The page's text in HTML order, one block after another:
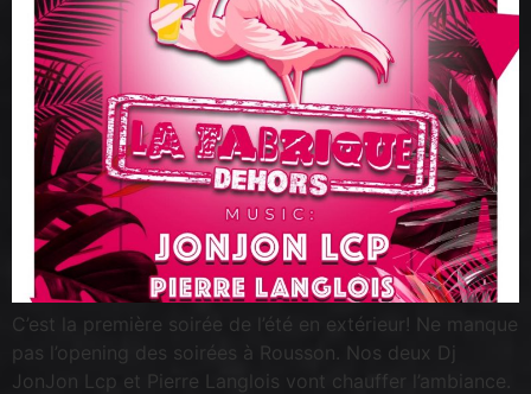
C’est la première soirée de l’été en extérieur! Ne manque
pas l’opening des soirées à Rousson. Nos deux Dj
JonJon Lcp et Pierre Langlois vont chauffer l’ambiance.